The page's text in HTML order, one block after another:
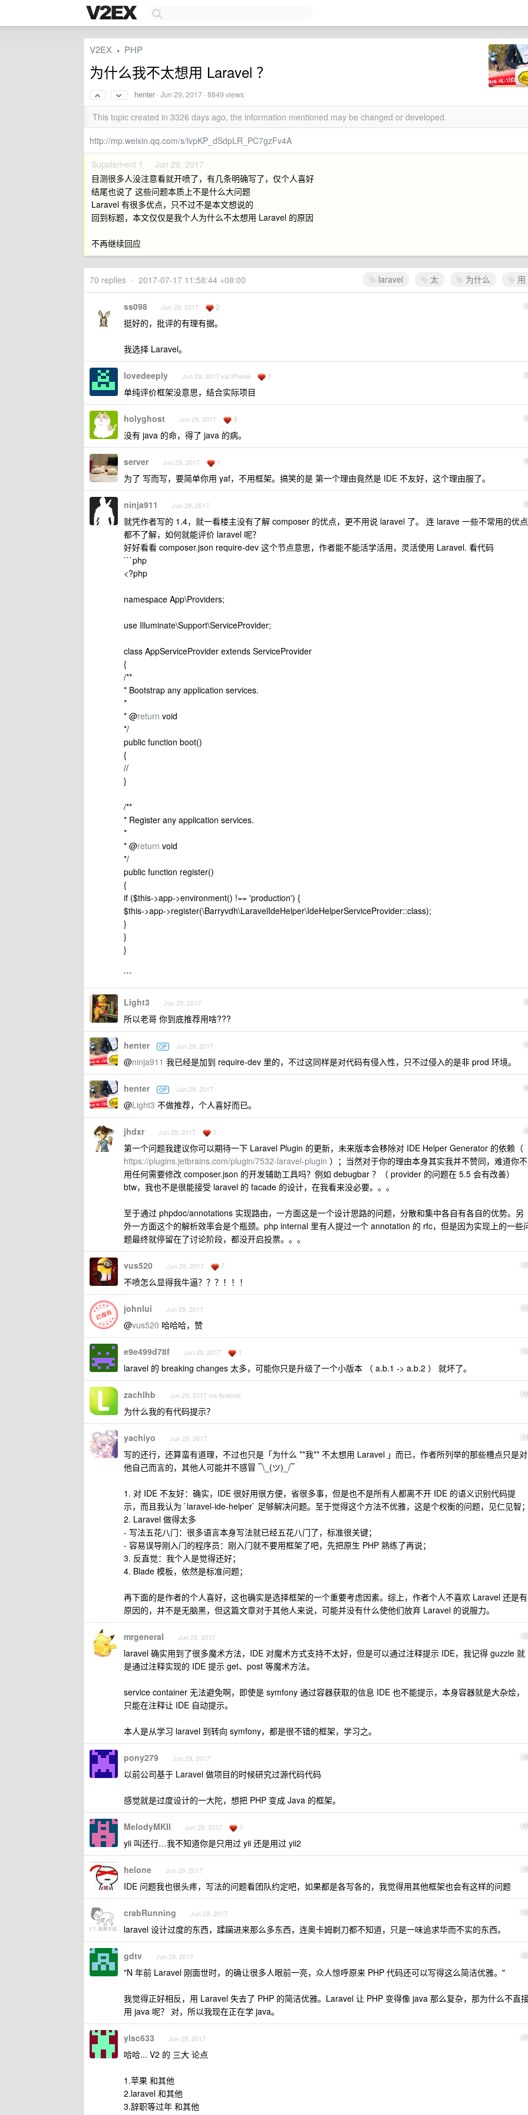
V2EX › PHP
为什么我不太想用 Laravel ？
henter ·Jun 29, 2017 · 8849 views
This topic created in 3326 days ago, the information mentioned may be changed or developed.
http://mp.weixin.qq.com/s/lvpKP_dSdpLR_PC7gzFv4A
Supplement 1 · Jun 29, 2017
目测很多人没注意看就开喷了，有几条明确写了，仅个人喜好
结尾也说了 这些问题本质上不是什么大问题
Laravel 有很多优点，只不过不是本文想说的
回到标题，本文仅仅是我个人为什么不太想用 Laravel 的原因
不再继续回应
laravel 太 为什么 用
70 replies • 2017-07-17 11:58:44 +08:00
1
ss098 Jun 29, 2017 2
挺好的，批评的有理有据。
我选择 Laravel。
2
lovedeeply Jun 29, 2017 via iPhone 1
单纯评价框架没意思，结合实际项目
3
holyghost Jun 29, 2017 3
没有 java 的命，得了 java 的病。
4
server Jun 29, 2017 1
为了 写而写，要简单你用 yaf，不用框架。搞笑的是 第一个理由竟然是 IDE 不友好，这个理由服了。
5
ninja911 Jun 29, 2017
就凭作者写的 1.4，就一看楼主没有了解 composer 的优点，更不用说 laravel 了。 连 larave 一些不常用的优点
都不了解，如何就能评价 laravel 呢？
好好看看 composer.json require-dev 这个节点意思，作者能不能活学活用，灵活使用 Laravel. 看代码
```php
<?php
namespace App\Providers;
use Illuminate\Support\ServiceProvider;
class AppServiceProvider extends ServiceProvider
{
/**
* Bootstrap any application services.
*
* @return void
*/
public function boot()
{
//
}
/**
* Register any application services.
*
* @return void
*/
public function register()
{
if ($this->app->environment() !== 'production') {
$this->app->register(\Barryvdh\LaravelIdeHelper\IdeHelperServiceProvider::class);
}
}
}
```
6
Light3 Jun 29, 2017
所以老哥 你到底推荐用啥???
7
henter OP Jun 29, 2017
@ninja911 我已经是加到 require-dev 里的，不过这同样是对代码有侵入性，只不过侵入的是非 prod 环境。
8
henter OP Jun 29, 2017
@Light3 不做推荐，个人喜好而已。
9
jhdxr Jun 29, 2017 1
第一个问题我建议你可以期待一下 Laravel Plugin 的更新，未来版本会移除对 IDE Helper Generator 的依赖（
https://plugins.jetbrains.com/plugin/7532-laravel-plugin ）；当然对于你的理由本身其实我并不赞同，难道你不
用任何需要修改 composer.json 的开发辅助工具吗？例如 debugbar ？（ provider 的问题在 5.5 会有改善）
btw，我也不是很能接受 laravel 的 facade 的设计，在我看来没必要。。。
至于通过 phpdoc/annotations 实现路由，一方面这是一个设计思路的问题，分散和集中各自有各自的优势。另
外一方面这个的解析效率会是个瓶颈。php internal 里有人提过一个 annotation 的 rfc，但是因为实现上的一些
题最终就停留在了讨论阶段，都没开启投票。。。
10
vus520 Jun 29, 2017 7
不喷怎么显得我牛逼？？？！！！
11
johnlui Jun 29, 2017
@vus520 哈哈哈，赞
12
e9e499d78f Jun 29, 2017 1
laravel 的 breaking changes 太多，可能你只是升级了一个小版本 （ a.b.1 -> a.b.2 ） 就坏了。
13
zachlhb Jun 29, 2017 via Android
为什么我的有代码提示？
14
yachiyo Jun 29, 2017
写的还行，还算蛮有道理，不过也只是「为什么 **我** 不太想用 Laravel 」而已，作者所列举的那些槽点只是对
他自己而言的，其他人可能并不感冒 ‾\_(ツ)_/‾
1. 对 IDE 不友好：确实，IDE 很好用很方便，省很多事，但是也不是所有人都离不开 IDE 的语义识别代码提
示，而且我认为 `laravel-ide-helper` 足够解决问题。至于觉得这个方法不优雅，这是个权衡的问题，见仁见智
2. Laravel 做得太多
- 写法五花八门：很多语言本身写法就已经五花八门了，标准很关键；
- 容易误导刚入门的程序员：刚入门就不要用框架了吧，先把原生 PHP 熟练了再说；
3. 反直觉：我个人是觉得还好；
4. Blade 模板，依然是标准问题；
再下面的是作者的个人喜好，这也确实是选择框架的一个重要考虑因素。综上，作者个人不喜欢 Laravel 还是有
原因的，并不是无脑黑，但这篇文章对于其他人来说，可能并没有什么使他们放弃 Laravel 的说服力。
15
mrgeneral Jun 29, 2017
laravel 确实用到了很多魔术方法，IDE 对魔术方式支持不太好，但是可以通过注释提示 IDE，我记得 guzzle 就
是通过注释实现的 IDE 提示 get、post 等魔术方法。
service container 无法避免啊，即使是 symfony 通过容器获取的信息 IDE 也不能提示，本身容器就是大杂烩，
只能在注释让 IDE 自动提示。
本人是从学习 laravel 到转向 symfony，都是很不错的框架，学习之。
16
pony279 Jun 29, 2017
以前公司基于 Laravel 做项目的时候研究过源代码代码
感觉就是过度设计的一大陀，想把 PHP 变成 Java 的框架。
17
MelodyMKII Jun 29, 2017 1
yii 叫还行…我不知道你是只用过 yii 还是用过 yii2
18
helone Jun 29, 2017
IDE 问题我也很头疼，写法的问题看团队约定吧，如果都是各写各的，我觉得用其他框架也会有这样的问题
19
crabRunning Jun 29, 2017
laravel 设计过度的东西，蹂躏进来那么多东西，连奥卡姆剃刀都不知道，只是一味追求华而不实的东西。
20
gdtv Jun 29, 2017
"N 年前 Laravel 刚面世时，的确让很多人眼前一亮，众人惊呼原来 PHP 代码还可以写得这么简洁优雅。"
我觉得正好相反，用 Laravel 失去了 PHP 的简洁优雅。Laravel 让 PHP 变得像 java 那么复杂，那为什么不直
用 java 呢？ 对，所以我现在正在学 java。
21
ylsc633 Jun 29, 2017
哈哈... V2 的 三大 论点
1.苹果 和其他
2.laravel 和其他
3.辞职等过年 和其他